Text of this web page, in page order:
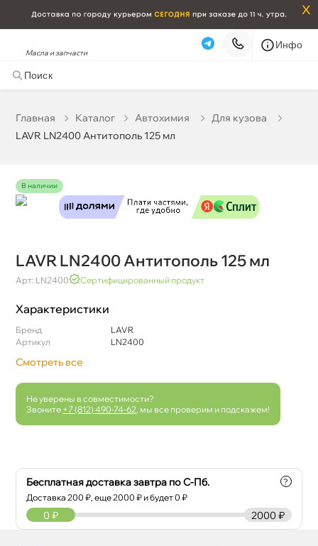
x
Масла и запчасти
Инфо
Главная Катало Автохимия
Для кузова
LAVR LN2400 Антитополь 125 мл
наличии
LAVR LN2400 Антитополь 125 мл
Арт: LN2400 Сертифицированный продукт
Характеристики
Бренд
LAVR
Артикул
LN2400
Смотреть все
Не уверены в совместимости?
Звоните +7 (812) 490-74-62 , мы все проверим и подскажем!
Бесплатная доставка завтра по С-Пб.
Доставка200 ₽, еще2000 ₽ и будет 0 ₽
?
2000 ₽
0 ₽
Самовывоз